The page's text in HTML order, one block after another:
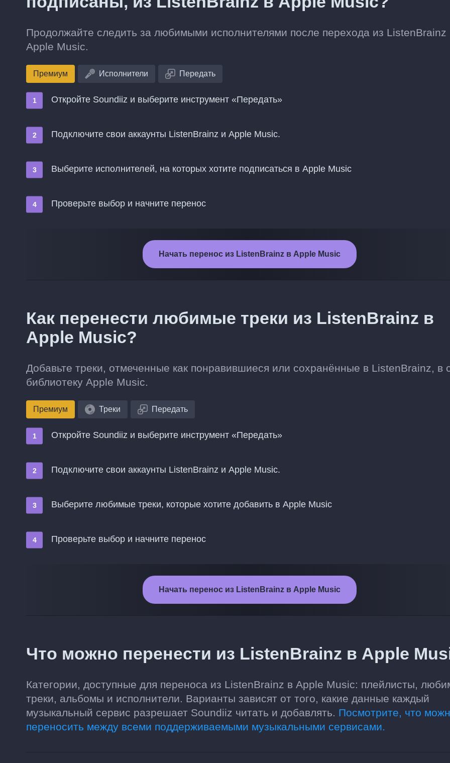
Продолжайте следить за любимыми исполнителями после перехода из ListenBrainz
Apple Music.
Премиум Исполнители Передать
Откройте Soundiiz и выберите инструмент «Передать»
Подключите свои аккаунты ListenBrainz и Apple Music.
Выберите исполнителей, на которых хотите подписаться в Apple Music
Проверьте выбор и начните перенос
Начать перенос из ListenBrainz в Apple Music
Как перенести любимые треки из ListenBrainz в
Apple Music?
Добавьте треки, отмеченные как понравившиеся или сохранённые в ListenBrainz, в
библиотеку Apple Music.
Премиум Треки Передать
Откройте Soundiiz и выберите инструмент «Передать»
Подключите свои аккаунты ListenBrainz и Apple Music.
Выберите любимые треки, которые хотите добавить в Apple Music
Проверьте выбор и начните перенос
Начать перенос из ListenBrainz в Apple Music
Что можно перенести из ListenBrainz в Apple
Категории, доступные для переноса из ListenBrainz в Apple Music: плейлисты,
треки, альбомы и исполнители. Варианты зависят от того, какие данные каждый
музыкальный сервис разрешает Soundiiz читать и добавлять. Посмотрите, что
переносить между всеми поддерживаемыми музыкальными сервисами.